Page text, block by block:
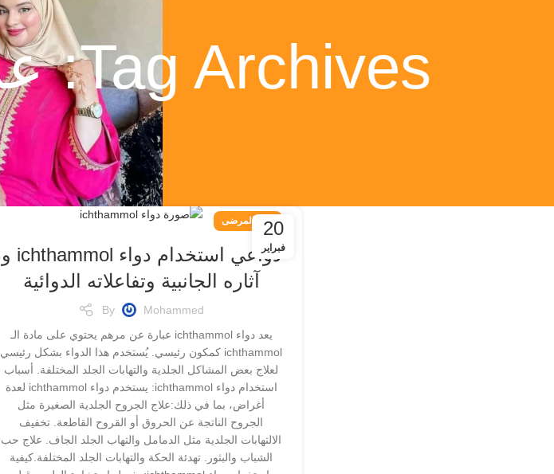
Tag Archives: علاج حب الشباب
20
فبراير
دليل المرضى
دواعي استخدام دواء ichthammol و
آثاره الجانبية وتفاعلاته الدوائية
By
Mohammed
يعد دواء ichthammol عبارة عن مرهم يحتوي على مادة الـ
ichthammol كمكون رئيسي. يُستخدم هذا الدواء بشكل رئيسي
لعلاج بعض المشاكل الجلدية والتهابات الجلد المختلفة. أسباب
استخدام دواء ichthammol: يستخدم دواء ichthammol لعدة
أغراض، بما في ذلك:علاج الجروح الجلدية الصغيرة مثل
الجروح الناتجة عن الحروق أو القروح القاطعة. تخفيف
الالتهابات الجلدية مثل الدمامل والتهاب الجلد الجاف. علاج حب
الشباب والبثور. تهدئة الحكة والتهابات الجلد المختلفة.كيفية